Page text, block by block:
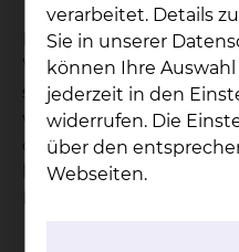
Das 4-Zellen-Bad nutzt
Wassers. Beide Arme
separate Wannen
verschiedene
durch den Körper
lassen sich auch nur
verarbeitet. Details
Sie in unserer
können Ihre
jederzeit in den
widerrufen. Die
über den
Webseiten.